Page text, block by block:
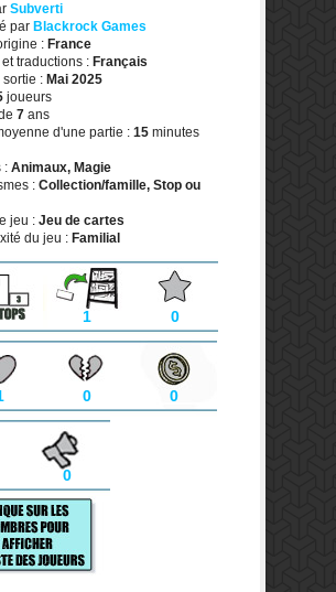
Subverti
par Blackrock Games
: France
traductions : Français
sortie : Mai 2025
joueurs
7 ans
d'une partie : 15 minutes
: Animaux, Magie
: Collection/famille, Stop ou
jeu : Jeu de cartes
du jeu : Familial
1 0
0 0
0